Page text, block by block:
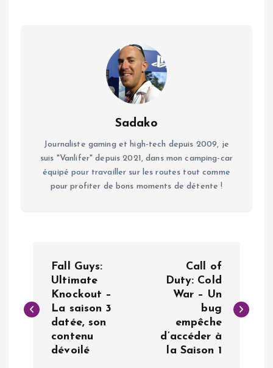
Sadako
Journaliste gaming et high-tech depuis 2009, je
suis "Vanlifer" depuis 2021, dans mon camping-car
équipé pour travailler sur les routes tout comme
pour profiter de bons moments de détente !
v
Fall Guys:
Ultimate
Knockout –
La saison 3
datée, son
contenu
dévoilé
Call of
Duty: Cold
War – Un
bug
empêche
d’accéder à
la Saison 1